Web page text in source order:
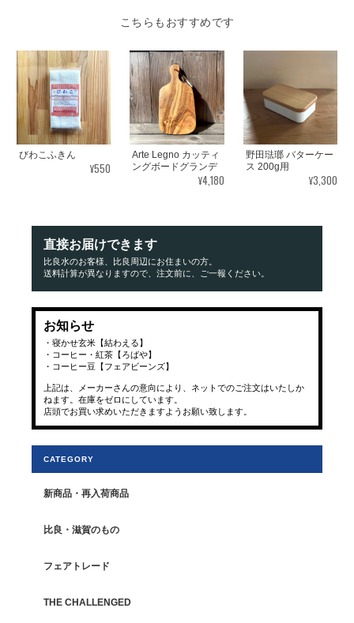
こちらもおすすめです
びわこふきん
¥550
Arte Legno カッティ
ングボードグランデ
¥4,180
野田琺瑯 バターケー
ス 200g用
¥3,300
直接お届けできます
比良水のお客様、比良周辺にお住まいの方。
送料計算が異なりますので、注文前に、ご一報ください。
お知らせ
・寝かせ玄米【結わえる】
・コーヒー・紅茶【ろばや】
・コーヒー豆【フェアビーンズ】
上記は、メーカーさんの意向により、ネットでのご注文はいたしか
ねます。在庫をゼロにしています。
店頭でお買い求めいただきますようお願い致します。
CATEGORY
新商品・再入荷商品
比良・滋賀のもの
フェアトレード
THE CHALLENGED